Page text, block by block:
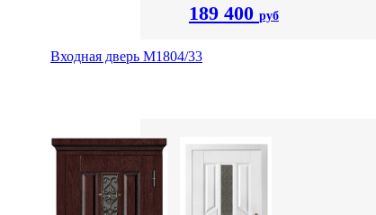
189 400 руб
Входная дверь М1804/33